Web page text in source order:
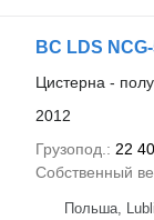
BC LDS
Цистерна -
2012
Грузопод.
22
Собственный
Польша,